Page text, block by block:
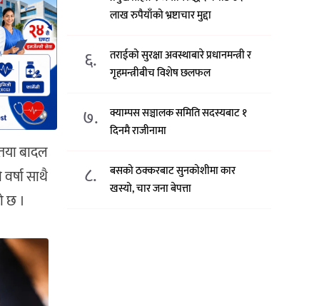
बादल
साथै
छ ।
लाख रुपैयाँको भ्रष्टाचार मुद्दा
६.
तराईको सुरक्षा अवस्थाबारे प्रधानमन्त्री र
गृहमन्त्रीबीच विशेष छलफल
७.
क्याम्पस सञ्चालक समिति सदस्यबाट १
दिनमै राजीनामा
८.
बसको ठक्करबाट सुनकोशीमा कार
खस्यो, चार जना बेपत्ता